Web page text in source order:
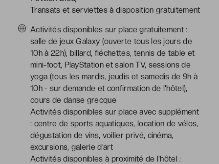
Transats et serviettes à disposition gratuitement
Activités disponibles sur place gratuitement :
salle de jeux Galaxy (ouverte tous les jours de
10h à 22h), billard, fléchettes, tennis de table et
mini-foot, PlayStation et salon TV, sessions de
yoga (tous les mardis, jeudis et samedis de 9h à
10h - sur demande et confirmation de l'hôtel),
cours de danse grecque
Activités disponibles sur place avec supplément
: centre de sports aquatiques, location de vélos,
dégustation de vins, voilier privé, cinéma,
excursions, galerie d’art
Activités disponibles à proximité de l’hôtel :